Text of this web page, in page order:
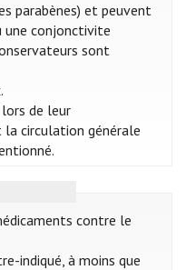
parabènes) et peuvent
une conjonctivite
sont
de leur
circulation générale
contre le
indiqué, à moins que